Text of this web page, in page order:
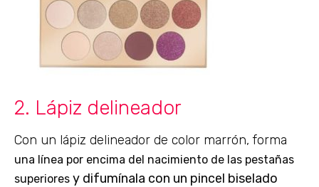
2. Lápiz delineador
Con un lápiz delineador de color marrón, forma
una línea por encima del nacimiento de las pestañas
superiores y difumínala con un pincel biselado